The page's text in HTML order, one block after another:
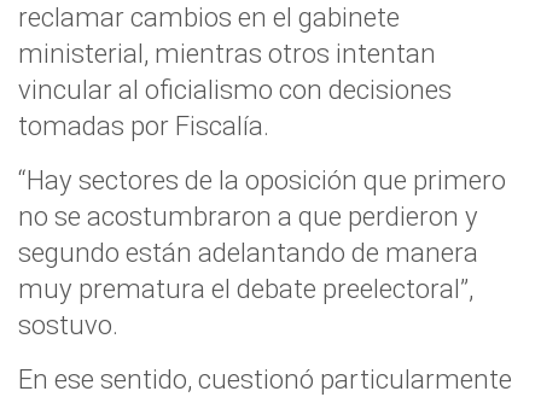
reclamar cambios en el gabinete
ministerial, mientras otros intentan
vincular al oficialismo con decisiones
tomadas por Fiscalía.
“Hay sectores de la oposición que primero
no se acostumbraron a que perdieron y
segundo están adelantando de manera
muy prematura el debate preelectoral”,
sostuvo.
En ese sentido, cuestionó particularmente